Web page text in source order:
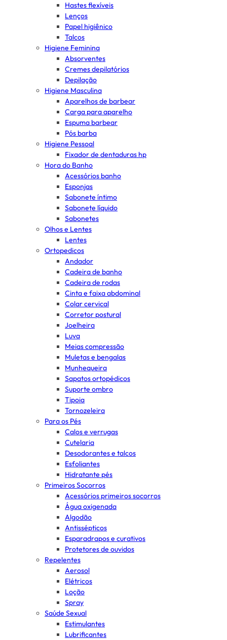
Hastes flexíveis
Lenços
Papel higiênico
Talcos
Higiene Feminina
Absorventes
Cremes depilatórios
Depilação
Higiene Masculina
Aparelhos de barbear
Carga para aparelho
Espuma barbear
Pós barba
Higiene Pessoal
Fixador de dentaduras hp
Hora do Banho
Acessórios banho
Esponjas
Sabonete íntimo
Sabonete líquido
Sabonetes
Olhos e Lentes
Lentes
Ortopedicos
Andador
Cadeira de banho
Cadeira de rodas
Cinta e faixa abdominal
Colar cervical
Corretor postural
Joelheira
Luva
Meias compressão
Muletas e bengalas
Munhequeira
Sapatos ortopédicos
Suporte ombro
Tipoia
Tornozeleira
Para os Pés
Calos e verrugas
Cutelaria
Desodorantes e talcos
Esfoliantes
Hidratante pés
Primeiros Socorros
Acessórios primeiros socorros
Água oxigenada
Algodão
Antissépticos
Esparadrapos e curativos
Protetores de ouvidos
Repelentes
Aerosol
Elétricos
Loção
Spray
Saúde Sexual
Estimulantes
Lubrificantes